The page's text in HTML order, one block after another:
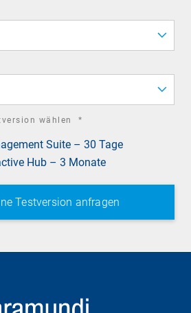
wählen *
Suite – 30 Tage
Hub – 3 Monate